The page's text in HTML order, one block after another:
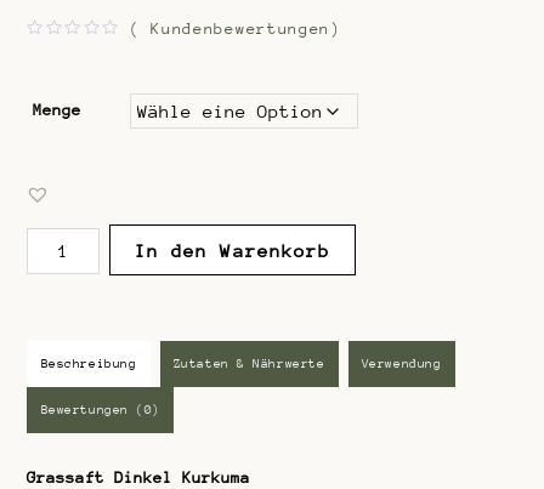
r
t
( Kundenbewertungen)
Menge
Dinkel
In den Warenkorb
Beschreibung Zutaten & Nährwerte Verwendung
Bewertungen (0)
Grassaft Dinkel Kurkuma